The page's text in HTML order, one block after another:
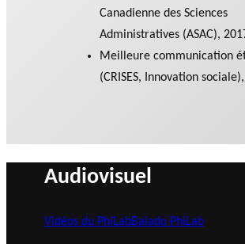
Canadienne des Sciences
Administratives (ASAC),
Meilleure communication
(CRISES, Innovation
Audiovisuel
Vidéos du PhiLabBalado PhiLab